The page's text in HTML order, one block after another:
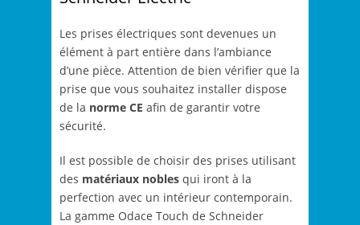
Les prises électriques sont devenues un
élément à part entière dans l’ambiance
d’une pièce. Attention de bien vérifier que la
prise que vous souhaitez installer dispose
de la norme CE afin de garantir votre
sécurité.
Il est possible de choisir des prises utilisant
des matériaux nobles qui iront à la
perfection avec un intérieur contemporain.
La gamme Odace Touch de Schneider